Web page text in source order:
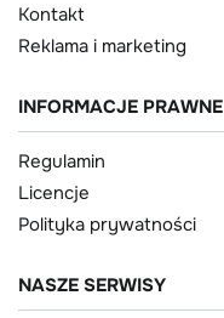
Kontakt
Reklama i marketing
INFORMACJE PRAWNE
Regulamin
Licencje
Polityka prywatności
NASZE SERWISY